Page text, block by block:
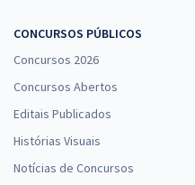
CONCURSOS PÚBLICOS
Concursos 2026
Concursos Abertos
Editais Publicados
Histórias Visuais
Notícias de Concursos